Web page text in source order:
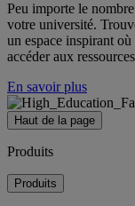
Peu importe le
votre université.
un espace inspirant
accéder aux
En savoir plus
Haut de la page
Produits
Produits